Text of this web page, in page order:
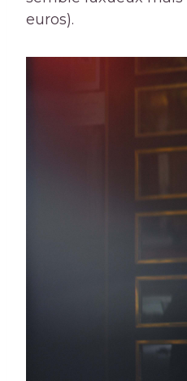
euros).